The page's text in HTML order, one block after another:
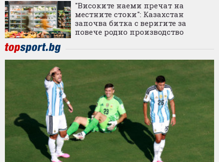
"Високите наеми пречат на
местните стоки": Казахстан
започва битка с веригите за
повече родно производство